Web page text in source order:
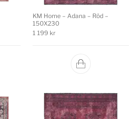
KM Home – Adana – Röd –
150X230
1 199 kr